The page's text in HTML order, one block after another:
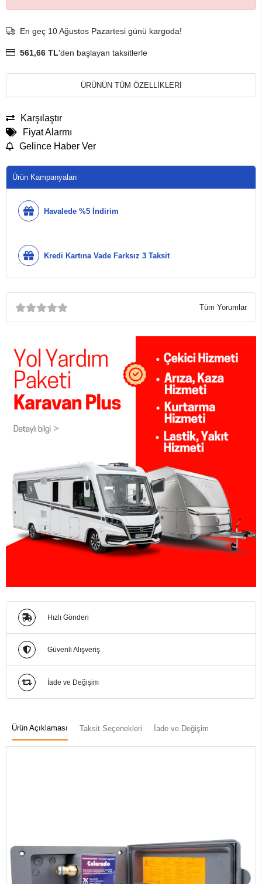
En geç 10 Ağustos Pazartesi günü kargoda!
561,66 TL'den başlayan taksitlerle
ÜRÜNÜN TÜM ÖZELLİKLERİ
Karşılaştır
Fiyat Alarmı
Gelince Haber Ver
Ürün Kampanyaları
Havalede %5 İndirim
Kredi Kartına Vade Farksız 3 Taksit
Tüm Yorumlar
Hızlı Gönderi
Güvenli Alışveriş
İade ve Değişim
Ürün Açıklaması Taksit Seçenekleri İade ve Değişim